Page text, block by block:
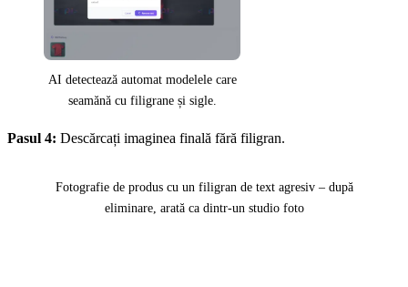
AI detectează automat modelele care
seamănă cu filigrane și sigle.
Pasul 4: Descărcați imaginea finală fără filigran.
Înainte După
Fotografie de produs cu un filigran de text agresiv – după
eliminare, arată ca dintr-un studio foto